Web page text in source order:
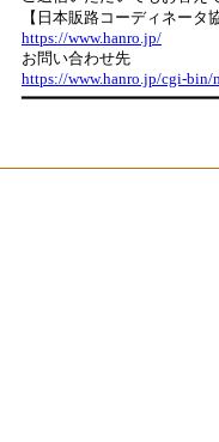
【日本販路コーディネータ
https://www.hanro.jp/
お問い合わせ先
https://www.hanro.jp/cgi-bin/